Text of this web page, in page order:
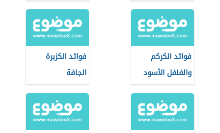
فوائد الكركم
والفلفل الأسود
فوائد الكزبرة
الجافة